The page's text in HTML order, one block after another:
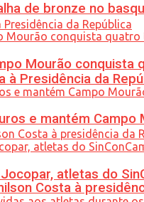
à Presidência da
Costa à
de bronze no
Mourão
e mantém
atletas do